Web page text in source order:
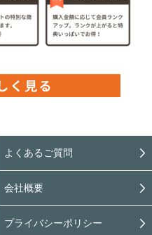
よくあるご質問
会社概要
プライバシーポリシー